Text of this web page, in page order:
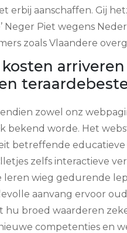
erbij aanschaffen. Gij
Neger Piet wegens
zoals Vlaandere
zowel onz
bekend worde. Het
betreffende educatieve
zelfs interactieve
leren wieg gedurende
aanvang ervoor
hu broed waarderen
competenties en